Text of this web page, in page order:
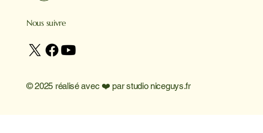
Nous suivre
© 2025 réalisé avec ❤️ parstudio niceguys.fr